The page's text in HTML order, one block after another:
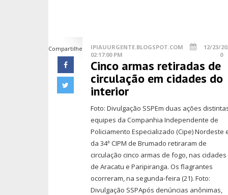
Compartilhe IPIAUURGENTE.BLOGSPOT.COM
12/23/
02:17:00 PM
0
Cinco armas retiradas de
circulação em cidades do
interior
Foto: Divulgação SSPEm duas ações
equipes da Companhia Independente de
Policiamento Especializado (Cipe) Nordeste
da 34ª CIPM de Brumado retiraram de
circulação cinco armas de fogo, nas cidades
de Aracatu e Paripiranga. Os flagrantes
ocorreram, na segunda-feira (21). Foto:
Divulgação SSPApós denúncias anônimas,